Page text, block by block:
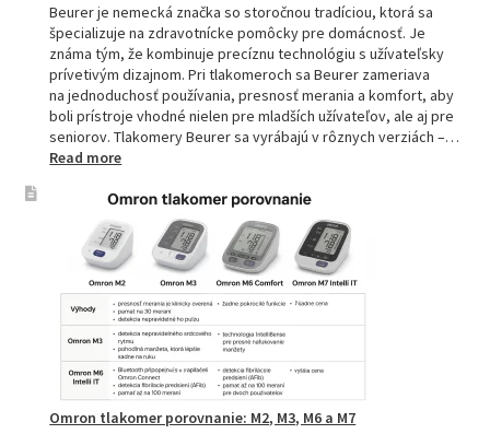
Beurer je nemecká značka so storočnou tradíciou, ktorá sa
špecializuje na zdravotnícke pomôcky pre domácnosť. Je
známa tým, že kombinuje precíznu technológiu s užívateľsky
prívetivým dizajnom. Pri tlakomeroch sa Beurer zameriava
na jednoduchosť používania, presnosť merania a komfort, aby
boli prístroje vhodné nielen pre mladších užívateľov, ale aj pre
seniorov. Tlakomery Beurer sa vyrábajú v rôznych verziách –…
Read more:
tlakomery
spoľahlivý
pomocník
pre
zdravie
Omron tlakomer porovnanie: M2, M3, M6 a M7